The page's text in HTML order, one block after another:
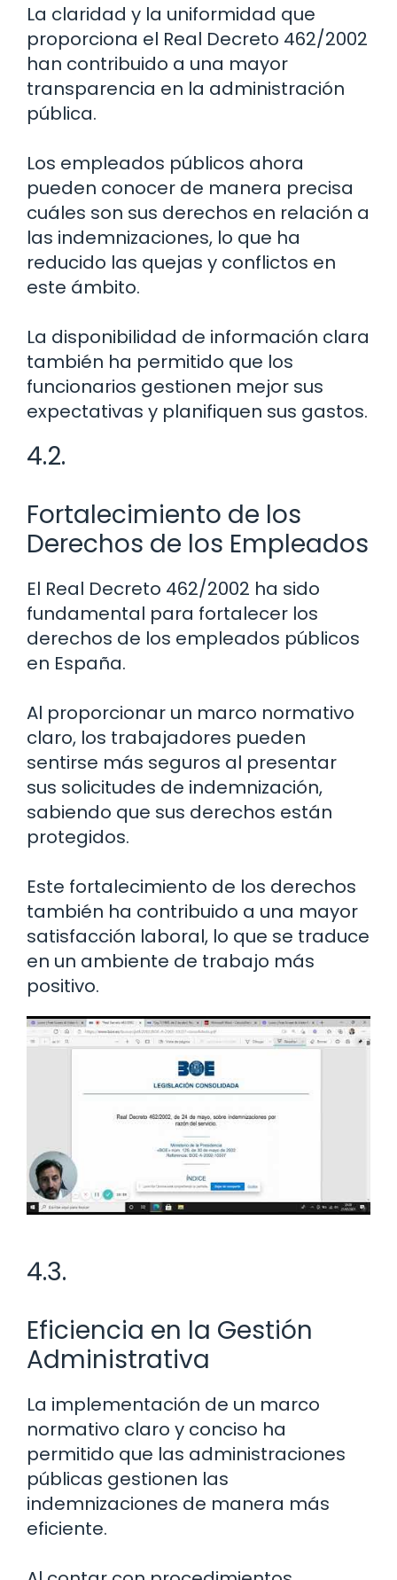
La claridad y la uniformidad que
proporciona el Real Decreto 462/2002
han contribuido a una mayor
transparencia en la administración
pública.
Los empleados públicos ahora
pueden conocer de manera precisa
cuáles son sus derechos en relación a
las indemnizaciones, lo que ha
reducido las quejas y conflictos en
este ámbito.
La disponibilidad de información clara
también ha permitido que los
funcionarios gestionen mejor sus
expectativas y planifiquen sus gastos.
4.2.
Fortalecimiento de los
Derechos de los Empleados
El Real Decreto 462/2002 ha sido
fundamental para fortalecer los
derechos de los empleados públicos
en España.
Al proporcionar un marco normativo
claro, los trabajadores pueden
sentirse más seguros al presentar
sus solicitudes de indemnización,
sabiendo que sus derechos están
protegidos.
Este fortalecimiento de los derechos
también ha contribuido a una mayor
satisfacción laboral, lo que se traduce
en un ambiente de trabajo más
positivo.
4.3.
Eficiencia en la Gestión
Administrativa
La implementación de un marco
normativo claro y conciso ha
permitido que las administraciones
públicas gestionen las
indemnizaciones de manera más
eficiente.